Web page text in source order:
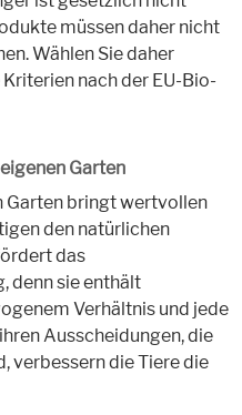
müssen daher nicht
Wählen Sie daher
nach der EU-Bio-
Garten
Garten bringt wertvollen
den natürlichen
das
denn sie enthält
Verhältnis und jede
Ausscheidungen, die
verbessern die Tiere die